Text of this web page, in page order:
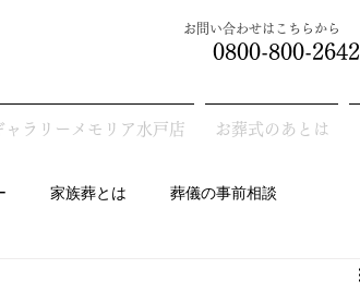
0800-800-2642
​お問い合わせはこちらから
ャラリーメモリア水戸店 お葬式のあとは
家族葬とは 葬儀の事前相談